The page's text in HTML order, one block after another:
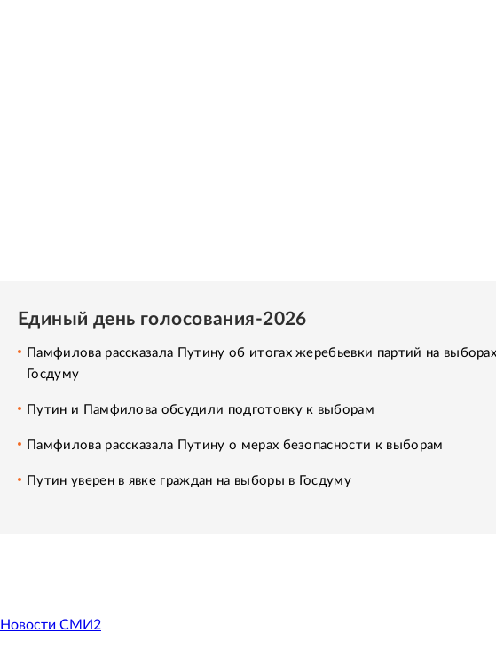
Единый день голосования-2026
Памфилова рассказала Путину об итогах жеребьевки партий на
Госдуму
Путин и Памфилова обсудили подготовку к выборам
Памфилова рассказала Путину о мерах безопасности к выборам
Путин уверен в явке граждан на выборы в Госдуму
Новости СМИ2